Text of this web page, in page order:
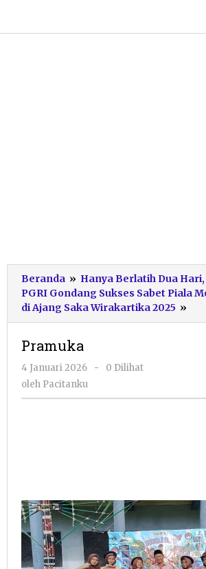
konten
Beranda » Hanya Berlatih Dua
PGRI Gondang Sukses Sabet Piala
di Ajang Saka Wirakartika 2025 »
Pramuka
4 Januari 2026
oleh
-
0 Dilihat
oleh Pacitanku